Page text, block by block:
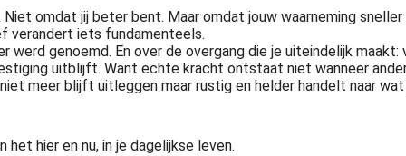
omdat jij beter bent. Maar omdat jouw waarneming
verandert iets fundamenteels.
genoemd. En over de overgang die je uiteindelijk
uitblijft. Want echte kracht ontstaat niet wanneer
meer blijft uitleggen maar rustig en helder handelt naar
hier en nu, in je dagelijkse leven.